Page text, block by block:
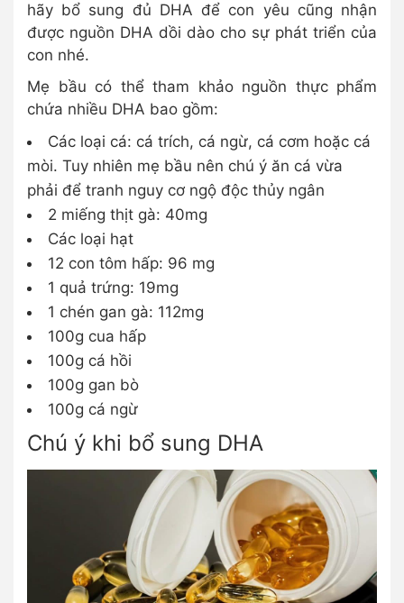
hãy bổ sung đủ DHA để con yêu cũng nhận
được nguồn DHA dồi dào cho sự phát triển của
con nhé.
Mẹ bầu có thể tham khảo nguồn thực phẩm
chứa nhiều DHA bao gồm:
Các loại cá: cá trích, cá ngừ, cá cơm hoặc cá
mòi. Tuy nhiên mẹ bầu nên chú ý ăn cá vừa
phải để tranh nguy cơ ngộ độc thủy ngân
2 miếng thịt gà: 40mg
Các loại hạt
12 con tôm hấp: 96 mg
1 quả trứng: 19mg
1 chén gan gà: 112mg
100g cua hấp
100g cá hồi
100g gan bò
100g cá ngừ
Chú ý khi bổ sung DHA